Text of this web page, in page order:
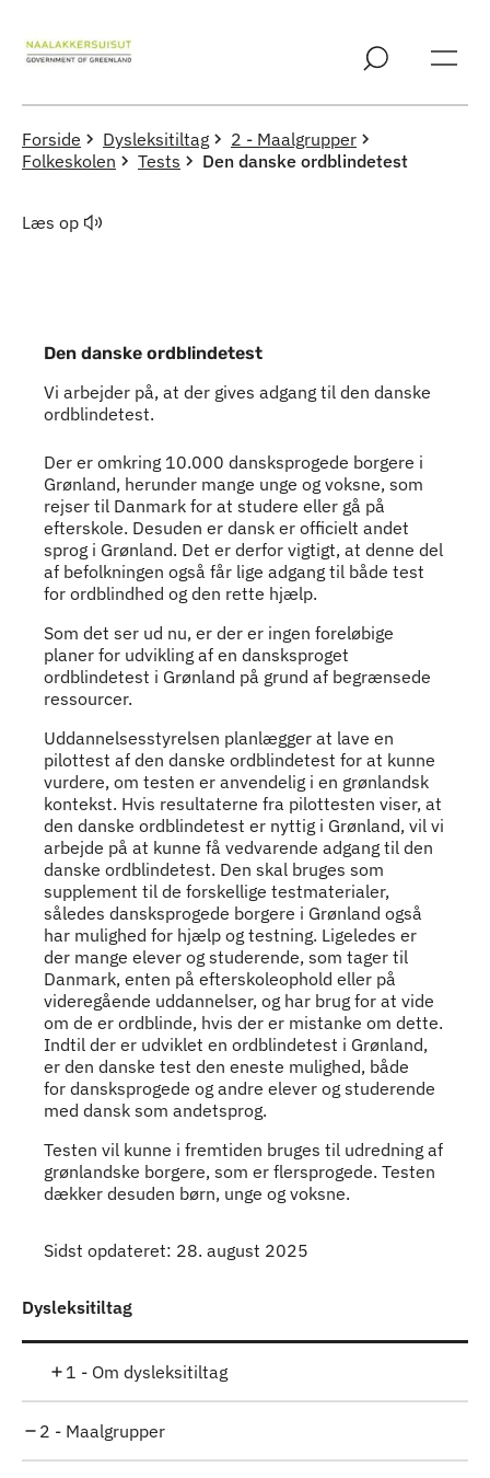
Forside Dysleksitiltag
2 - Maalgrupper
Folkeskolen
Tests Den danske ordblindetest
Læs op
Den danske ordblindetest
Vi arbejder på, at der gives adgang til den danske
ordblindetest.
Indhold
Der er omkring 10.000 dansksprogede borgere i
Grønland, herunder mange unge og voksne, som
rejser til Danmark for at studere eller gå på
efterskole. Desuden er dansk er officielt andet
sprog i Grønland. Det er derfor vigtigt, at denne del
af befolkningen også får lige adgang til både test
for ordblindhed og den rette hjælp.
Som det ser ud nu, er der er ingen foreløbige
planer for udvikling af en dansksproget
ordblindetest i Grønland på grund af begrænsede
ressourcer.
Uddannelsesstyrelsen planlægger at lave en
pilottest af den danske ordblindetest for at kunne
vurdere, om testen er anvendelig i en grønlandsk
kontekst. Hvis resultaterne fra pilottesten viser, at
den danske ordblindetest er nyttig i Grønland, vil vi
arbejde på at kunne få vedvarende adgang til den
danske ordblindetest. Den skal bruges som
supplement til de forskellige testmaterialer,
således dansksprogede borgere i Grønland også
har mulighed for hjælp og testning. Ligeledes er
der mange elever og studerende, som tager til
Danmark, enten på efterskoleophold eller på
videregående uddannelser, og har brug for at vide
om de er ordblinde, hvis der er mistanke om dette.
Indtil der er udviklet en ordblindetest i Grønland,
er den danske test den eneste mulighed, både
for dansksprogede og andre elever og studerende
med dansk som andetsprog.
Testen vil kunne i fremtiden bruges til udredning af
grønlandske borgere, som er flersprogede. Testen
dækker desuden børn, unge og voksne.
Sidst opdateret: 28. august 2025
Dysleksitiltag
1 - Om dysleksitiltag
2 - Maalgrupper